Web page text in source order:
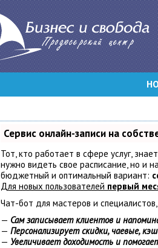
Сервис онлайн-записи на
Тот, кто работает в сфере услуг,
нужно видеть свое расписание, но и
бюджетный и оптимальный вариант:
Для новых пользователей первый
Чат-бот для мастеров и
— Сам записывает клиентов и
— Персонализирует скидки, чаевые,
— Увеличивает доходимость и